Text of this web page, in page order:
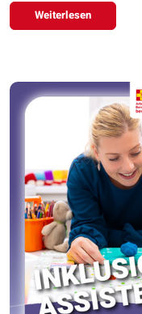
Weiterlesen